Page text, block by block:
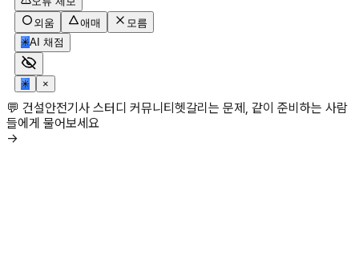
외움
애매
모름
✳AI 채점
✳ ×
💬 건설안전기사 스터디 커뮤니티헷갈리는 문제, 같이 준비하는 사람
들에게 물어보세요
→